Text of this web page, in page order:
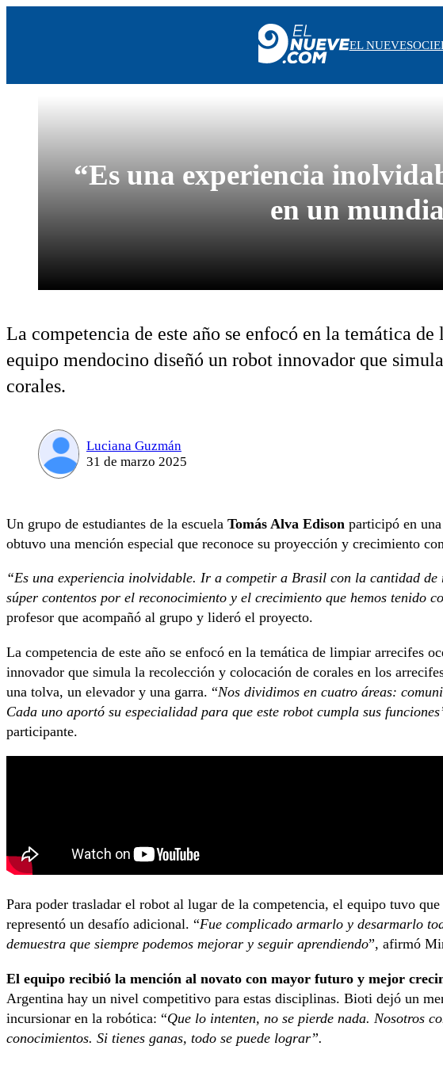
POLICIALES
EL NUEVE
“Es una experiencia
en un
La competencia de este año se enfocó en la temática
equipo mendocino diseñó un robot innovador que
corales.
Luciana Guzmán
31 de marzo 2025
Un grupo de estudiantes de la escuela Tomás Alva Edison participó en
obtuvo una mención especial que reconoce su proyección y crecimiento
“Es una experiencia inolvidable. Ir a competir a Brasil con la cantidad
súper contentos por el reconocimiento y el crecimiento que hemos tenido
profesor que acompañó al grupo y lideró el proyecto.
La competencia de este año se enfocó en la temática de limpiar arrecifes
innovador que simula la recolección y colocación de corales en los
una tolva, un elevador y una garra. “Nos dividimos en cuatro áreas:
Cada uno aportó su especialidad para que este robot cumpla sus
participante.
Para poder trasladar el robot al lugar de la competencia, el equipo tuvo
representó un desafío adicional. “Fue complicado armarlo y desarmarlo
demuestra que siempre podemos mejorar y seguir aprendiendo”, afirmó
El equipo recibió la mención al novato con mayor futuro y mejor
Argentina hay un nivel competitivo para estas disciplinas. Bioti dejó un
incursionar en la robótica: “Que lo intenten, no se pierde nada. Nosotros
conocimientos. Si tienes ganas, todo se puede lograr”.